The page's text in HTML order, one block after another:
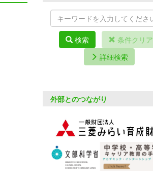
検索
条件クリア
詳細検索
外部とのつながり